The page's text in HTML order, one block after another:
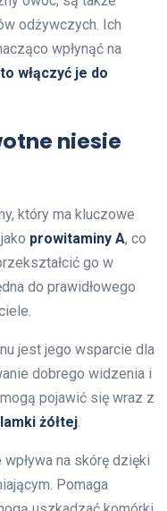
odżywczych. Ich
wpłynąć na
włączyć je do
niesie
który ma kluczowe
prowitaminy A, co
go w
do prawidłowego
jest jego wsparcie dla
dobrego widzenia i
pojawić się wraz z
żółtej.
na skórę dzięki
Pomaga